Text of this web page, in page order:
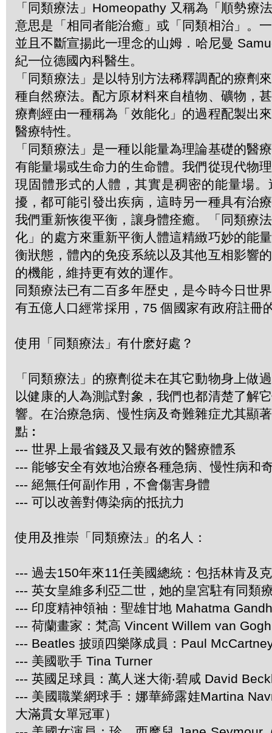
「同類療法」Homeopathy 又稱為「順勢療
意思是「相同者能治癒」或「同類相治」。
並且不斷宣揚此一理念的山姆．哈尼曼
紀一位德國內科醫生。
「同類療法」是以特別方法稀釋調配的療劑
種自然療法。配方原材料來自植物、礦物，
療劑經由一種稱為「效能化」的過程配製出
醫療特性。
「同類療法」是一種以能量為理論基礎的醫
有能量場或生命力的生命體。我們從現代物
現固體形式的人體，其實是稠密的能量場
擾，都可能引發出疾病，這時另一種具有治
我們重新恢復平衡，讓身體痊癒。「同類療
化」的處方來重新平衡人體這精緻巧妙的能
衡狀態，體內的免疫系統以及其他互相影響
的機能，維持更有效的運作。
同類療法已有二百多年歴史，是今時今日世
有五億人口經常採用，75 個國家有政府註冊
使用「同類療法」有什麽好處？
「同類療法」的療劑從未在其它動物身上做
以健康的人為測試對象，我們也都清楚了解
響。在治療急病、慢性病及奇難雜症尤其顯
點︰
--- 世界上最省錢及又最有效的醫療體系
--- 能够安全有效地治療各種急病、慢性病和
--- 絕無任何副作用，不會傷害身體
--- 可以改善對傳染病的抵抗力
使用及推崇「同類療法」的名人：
--- 過去150年來11任美國總統：包括林肯及
--- 英女皇維多利亞二世，她的皇宮駐有同類
--- 印度精神領袖：聖雄甘地 Mahatma
--- 荷蘭畫家：梵高 Vincent Willem van Gogh
--- Beatles 披頭四樂隊成員：Paul
--- 美國歌手 Tina Turner
--- 英國足球員：萬人迷大衛‧碧咸 David
--- 美國職業網球手：娜華締露娃Martina
大滿貫女單冠軍）